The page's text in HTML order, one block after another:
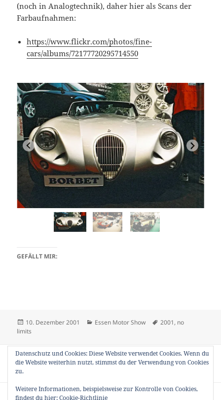
(noch in Analogtechnik), daher hier als Scans der
Farbaufnahmen:
https://www.flickr.com/photos/fine-
cars/albums/72177720295714550
GEFÄLLT MIR:
Veröffentlicht
am
10. Dezember 2001 Kategorien
Essen Motor Show Schlagwörter
2001, no
limits
Beitragsnavigation
VORHERIGER
Vorheriger
Oldtimer Grand Prix 2001
NÄCHSTER
Datenschutz und Cookies: Diese Website verwendet Cookies. Wenn du
die Website weiterhin nutzt, stimmst du der Verwendung von Cookies
zu.
Weitere Informationen, beispielsweise zur Kontrolle von Cookies,
findest du hier:Cookie-Richtlinie